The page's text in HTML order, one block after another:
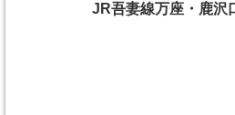
JR吾妻線万座・鹿